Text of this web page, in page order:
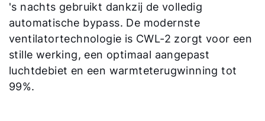
's nachts gebruikt dankzij de volledig
automatische bypass. De modernste
ventilatortechnologie is CWL-2 zorgt voor een
stille werking, een optimaal aangepast
luchtdebiet en een warmteterugwinning tot
99%.